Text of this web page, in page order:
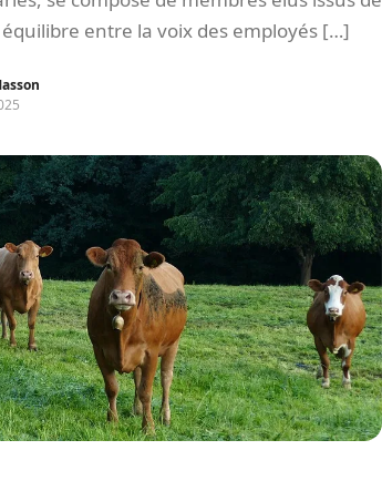
entre la voix des employés […]